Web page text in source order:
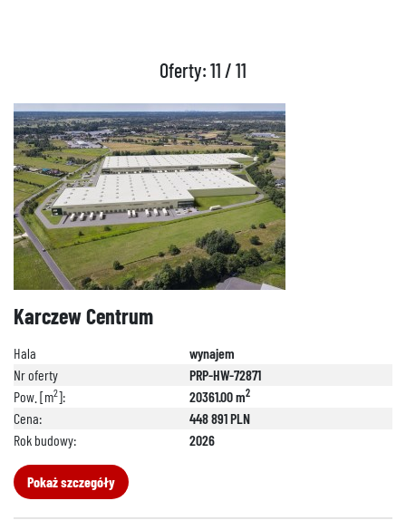
Oferty: 11 / 11
Karczew Centrum
Hala
wynajem
Nr oferty
PRP-HW-72871
Pow. [m2]: 20361.00 m2
Cena:
448 891 PLN
Rok budowy:
2026
Pokaż szczegóły